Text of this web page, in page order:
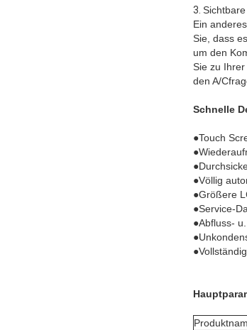
3.
Ein
Sie, dass
um den
Sie zu
den A/
Schnelle
●Touch
●Völlig
●Größere
●Service-
●Abfluss-